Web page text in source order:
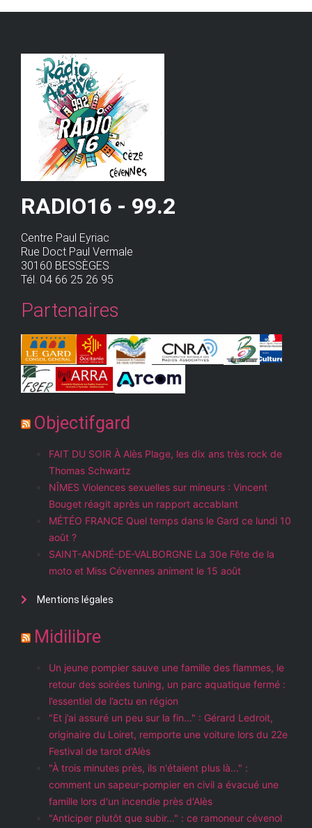
RADIO16 - 99.2
Centre Paul Eyriac
Rue Doct Paul Vermale
30160 BESSÈGES
Tél. 04 66 25 26 95
Partenaires
Objectifgard
FAIT DU SOIR À Alès Plage, les dix ans très rock de
Thomas Schwartz
NÎMES Violences sexuelles sur mineurs : Vincent
Bouget réagit après un rapport accablant
MÉTÉO FRANCE Quel temps dans le Gard ce lundi 10
août ?
SAINT-ANDRÉ-DE-VALBORGNE La 30e Fête de la
moto et Miss Cévennes animent le 15 août
Mentions légales
Midilibre
Un jeune pompier sauve une famille des flammes, le
retour des soirées tuning, un parc aquatique fermé :
l’essentiel de l’actu en région
"Et j’ai assuré un peu sur la fin…" : Gérard Ledroit,
originaire du Loiret, remporte une voiture lors du 22e
Festival de tarot d’Alès
"À trois minutes près, ils n'étaient plus là..." :
comment un sapeur-pompier en civil a évacué une
famille lors d'un incendie près d'Alès
"Anticiper plutôt que subir…" : ce ramoneur cévenol